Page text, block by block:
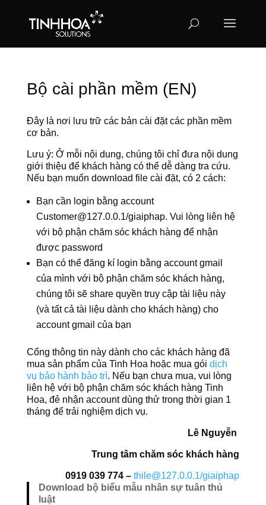
Bộ cài phần mềm (EN)
Đây là nơi lưu trữ các bản cài đặt các phần mềm
cơ bản.
Lưu ý: Ở mỗi nội dung, chúng tôi chỉ đưa nội dung
giới thiệu để khách hàng có thể dễ dàng tra cứu.
Nếu bạn muốn download file cài đặt, có 2 cách:
Bạn cần login bằng account
Customer@127.0.0.1/giaiphap. Vui lòng liên hệ
với bộ phận chăm sóc khách hàng để nhận
được password
Bạn có thể đăng kí login bằng account gmail
của mình với bộ phận chăm sóc khách hàng,
chúng tôi sẽ share quyền truy cập tài liệu này
(và tất cả tài liệu dành cho khách hàng) cho
account gmail của bạn
Cổng thông tin này dành cho các khách hàng đã
mua sản phẩm của Tinh Hoa hoặc mua gói dịch
vụ bảo hành bảo trì. Nếu bạn chưa mua, vui lòng
liên hệ với bộ phận chăm sóc khách hàng Tinh
Hoa, đẻ nhận account dùng thử trong thời gian 1
tháng để trải nghiệm dịch vụ.
Lê Nguyễn
Trung tâm chăm sóc khách hàng
0919 039 774 – thile@127.0.0.1/giaiphap
Download bộ biểu mẫu nhân sự tuân thủ
luật